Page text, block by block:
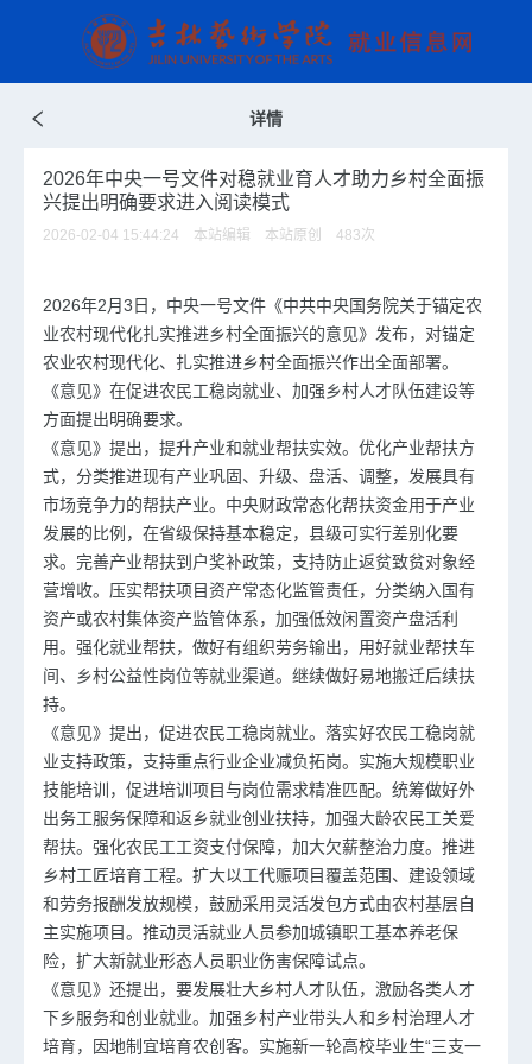
详情
2026年中央一号文件对稳就业育人才助力乡村全面振
兴提出明确要求进入阅读模式
2026-02-04 15:44:24 本站编辑 本站原创 483次
2026年2月3日，中央一号文件《中共中央国务院关于锚定农
业农村现代化扎实推进乡村全面振兴的意见》发布，对锚定
农业农村现代化、扎实推进乡村全面振兴作出全面部署。
《意见》在促进农民工稳岗就业、加强乡村人才队伍建设等
方面提出明确要求。
《意见》提出，提升产业和就业帮扶实效。优化产业帮扶方
式，分类推进现有产业巩固、升级、盘活、调整，发展具有
市场竞争力的帮扶产业。中央财政常态化帮扶资金用于产业
发展的比例，在省级保持基本稳定，县级可实行差别化要
求。完善产业帮扶到户奖补政策，支持防止返贫致贫对象经
营增收。压实帮扶项目资产常态化监管责任，分类纳入国有
资产或农村集体资产监管体系，加强低效闲置资产盘活利
用。强化就业帮扶，做好有组织劳务输出，用好就业帮扶车
间、乡村公益性岗位等就业渠道。继续做好易地搬迁后续扶
持。
《意见》提出，促进农民工稳岗就业。落实好农民工稳岗就
业支持政策，支持重点行业企业减负拓岗。实施大规模职业
技能培训，促进培训项目与岗位需求精准匹配。统筹做好外
出务工服务保障和返乡就业创业扶持，加强大龄农民工关爱
帮扶。强化农民工工资支付保障，加大欠薪整治力度。推进
乡村工匠培育工程。扩大以工代赈项目覆盖范围、建设领域
和劳务报酬发放规模，鼓励采用灵活发包方式由农村基层自
主实施项目。推动灵活就业人员参加城镇职工基本养老保
险，扩大新就业形态人员职业伤害保障试点。
《意见》还提出，要发展壮大乡村人才队伍，激励各类人才
下乡服务和创业就业。加强乡村产业带头人和乡村治理人才
培育，因地制宜培育农创客。实施新一轮高校毕业生“三支一